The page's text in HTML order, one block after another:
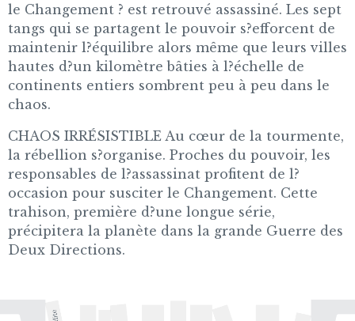
le Changement ? est retrouvé assassiné. Les sept
tangs qui se partagent le pouvoir s?efforcent de
maintenir l?équilibre alors même que leurs villes
hautes d?un kilomètre bâties à l?échelle de
continents entiers sombrent peu à peu dans le
chaos.
CHAOS IRRÉSISTIBLE Au cœur de la tourmente,
la rébellion s?organise. Proches du pouvoir, les
responsables de l?assassinat profitent de l?
occasion pour susciter le Changement. Cette
trahison, première d?une longue série,
précipitera la planète dans la grande Guerre des
Deux Directions.